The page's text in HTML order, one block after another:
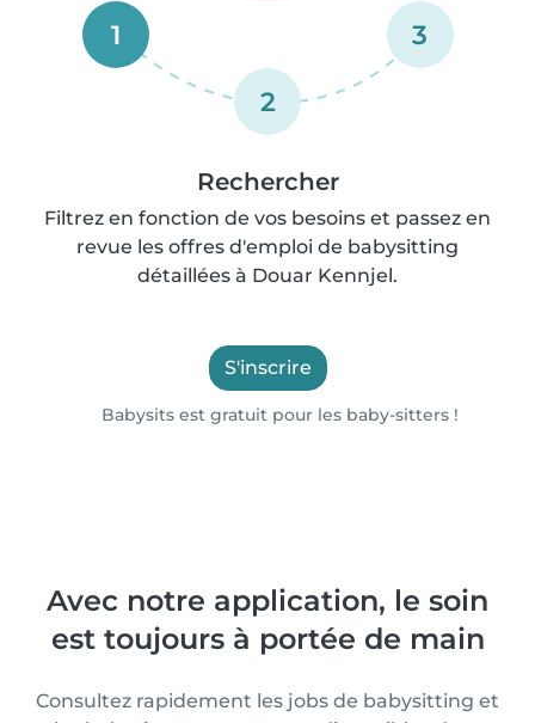
1
2
3
Rechercher
Filtrez en fonction de vos besoins et passez en
revue les offres d'emploi de babysitting
détaillées à Douar Kennjel.
S'inscrire
Babysits est gratuit pour les baby-sitters !
Avec notre application, le soin
est toujours à portée de main
Consultez rapidement les jobs de babysitting et